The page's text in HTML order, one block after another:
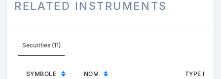
RELATED INSTRUMENTS
Securities (11)
SYMBOLE NOM TYPE